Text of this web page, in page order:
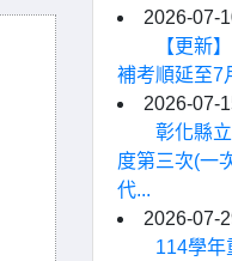
2026-07-
【更新
補考順延至7
2026-07-
彰化縣
度第三次(一
代...
2026-07-
114學年